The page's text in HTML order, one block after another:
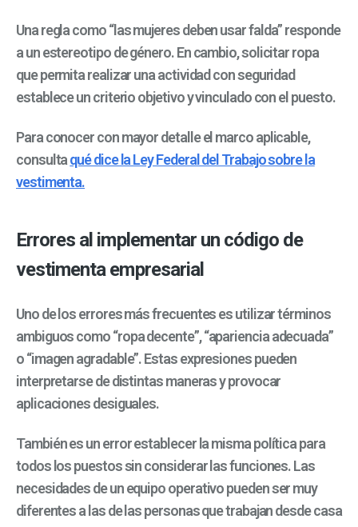
Una regla como “las mujeres deben usar falda” responde
a un estereotipo de género. En cambio, solicitar ropa
que permita realizar una actividad con seguridad
establece un criterio objetivo y vinculado con el puesto.
Para conocer con mayor detalle el marco aplicable,
consultaqué dice la Ley Federal del Trabajo sobre la
vestimenta.
Errores al implementar un código de
vestimenta empresarial
Uno de los errores más frecuentes es utilizar términos
ambiguos como “ropa decente”, “apariencia adecuada”
o “imagen agradable”. Estas expresiones pueden
interpretarse de distintas maneras y provocar
aplicaciones desiguales.
También es un error establecer la misma política para
todos los puestos sin considerar las funciones. Las
necesidades de un equipo operativo pueden ser muy
diferentes a las de las personas que trabajan desde casa